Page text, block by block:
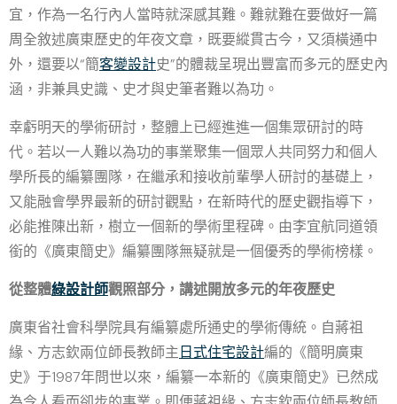
宜，作為一名行內人當時就深感其難。難就難在要做好一篇
周全敘述廣東歷史的年夜文章，既要縱貫古今，又須橫通中
外，還要以“簡客變設計史”的體裁呈現出豐富而多元的歷史內
涵，非兼具史識、史才與史筆者難以為功。
幸虧明天的學術研討，整體上已經進進一個集眾研討的時
代。若以一人難以為功的事業聚集一個眾人共同努力和個人
學所長的編纂團隊，在繼承和接收前輩學人研討的基礎上，
又能融會學界最新的研討觀點，在新時代的歷史觀指導下，
必能推陳出新，樹立一個新的學術里程碑。由李宜航同道領
銜的《廣東簡史》編纂團隊無疑就是一個優秀的學術榜樣。
從整體綠設計師觀照部分，講述開放多元的年夜歷史
廣東省社會科學院具有編纂處所通史的學術傳統。自蔣祖
緣、方志欽兩位師長教師主 日式住宅設計編的《簡明廣東
史》于1987年問世以來，編纂一本新的《廣東簡史》已然成